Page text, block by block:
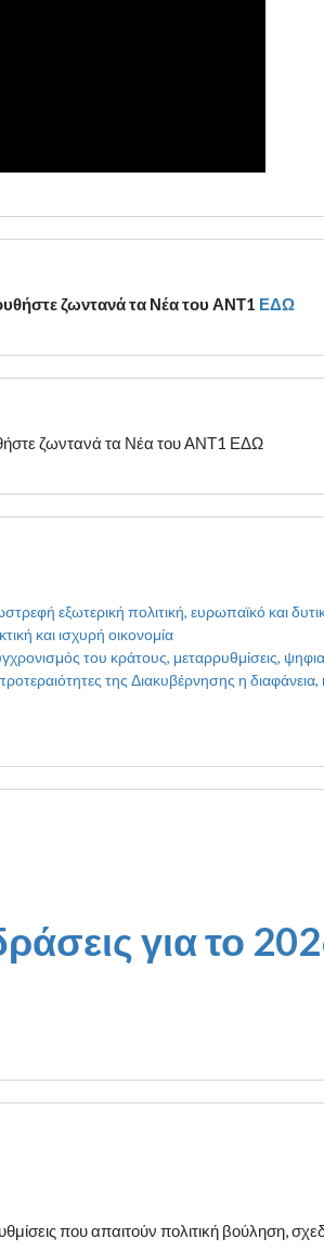
ζωντανά τα Νέα του ΑΝΤ1 ΕΔΩ
ζωντανά τα Νέα του ΑΝΤ1 ΕΔΩ
εξωτερική πολιτική, ευρωπαϊκό και
και ισχυρή οικονομία
του κράτους, μεταρρυθμίσεις,
της Διακυβέρνησης η
για το
που απαιτούν πολιτική βούληση,